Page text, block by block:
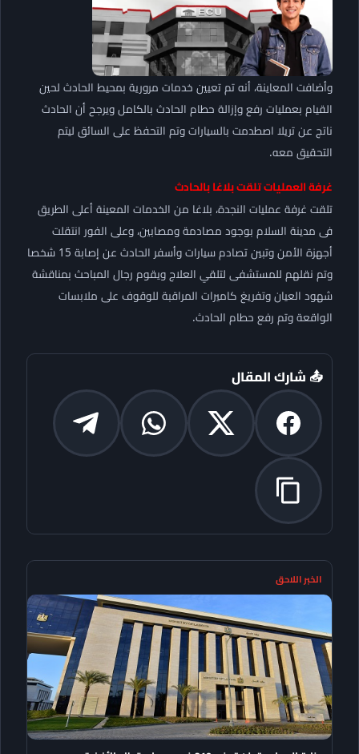
وأضافت المعاينة، أنه تم تعيين خدمات مرورية بمحيط الحادث لحين
القيام بعمليات رفع وإزالة حطام الحادث بالكامل ويرجح أن الحادث
ناتج عن تريلا اصطدمت بالسيارات وتم التحفظ على السائق ليتم
التحقيق معه.
غرفة العمليات تلقت بلاغا بالحادث
تلقت غرفة عمليات النجدة، بلاغا من الخدمات المعينة أعلى الطريق
فى مدينة السلام بوجود مصادمة ومصابين، وعلى الفور انتقلت
أجهزة الأمن وتبين تصادم سيارات وأسفر الحادث عن إصابة 15 شخصا
وتم نقلهم للمستشفى لتلقي العلاج ويقوم رجال المباحث بمناقشة
شهود العيان وتفريغ كاميرات المراقبة للوقوف على ملابسات
الواقعة وتم رفع حطام الحادث.
📤 شارك المقال
الخبر اللاحق